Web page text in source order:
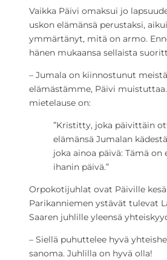
Vaikka Päivi omaksui jo
uskon elämänsä perustaksi,
ymmärtänyt, mitä on armo.
hänen mukaansa sellaista
– Jumala on kiinnostunut
elämästämme, Päivi
mietelause on:
”Kristitty, joka päivittäin
elämänsä Jumalan
joka ainoa päivä: Tämä on
ihanin päivä.”
Orpokotijuhlat ovat Päiville
Parikanniemen ystävät tulevat
Saaren juhlille yleensä
– Siellä puhuttelee hyvä
sanoma. Juhlilla on hyvä olla!